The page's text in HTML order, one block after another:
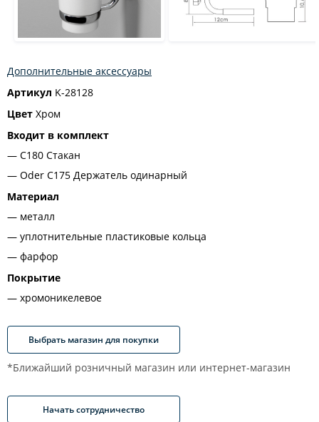
Дополнительные аксессуары
Артикул K-28128
Цвет Хром
Входит в комплект
C180 Стакан
Oder C175 Держатель одинарный
Материал
металл
уплотнительные пластиковые кольца
фарфор
Покрытие
хромоникелевое
Выбрать магазин для покупки
*Ближайший розничный магазин или интернет-магазин
Начать сотрудничество